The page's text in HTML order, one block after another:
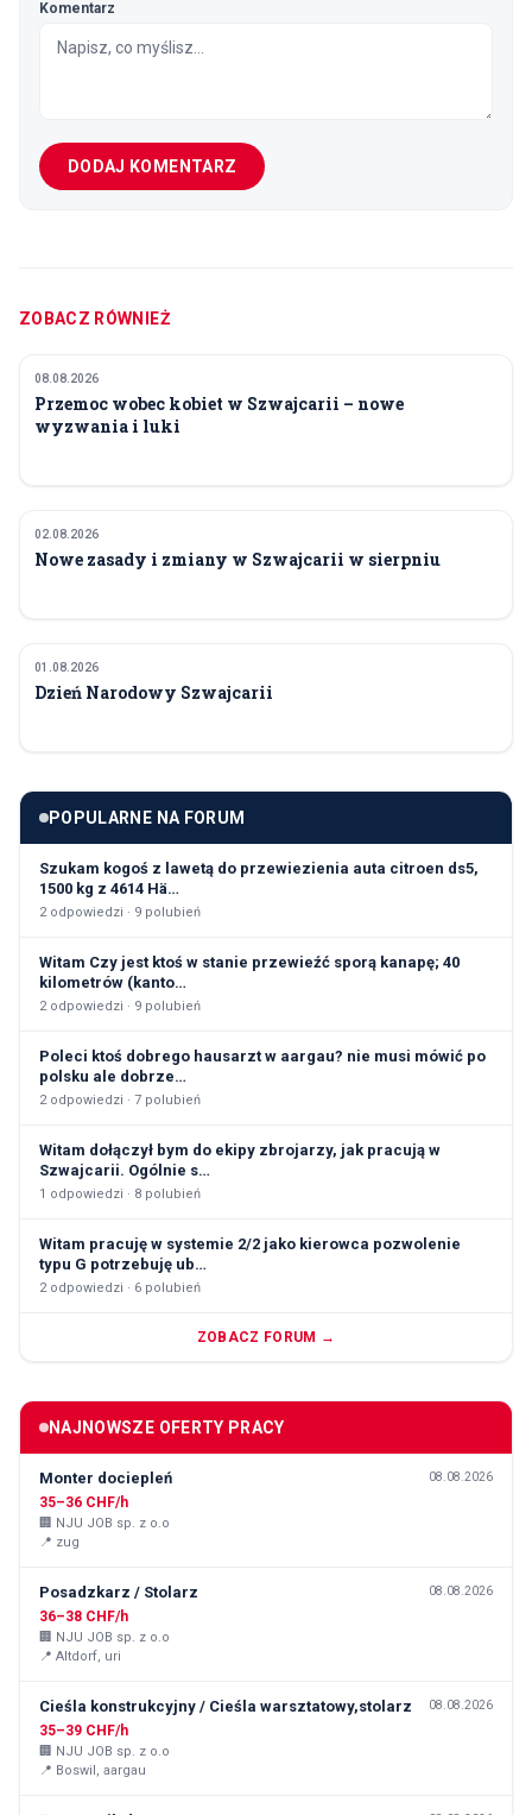
Komentarz
DODAJ KOMENTARZ
ZOBACZ RÓWNIEŻ
SPOŁECZEŃSTWO
08.08.2026
Przemoc wobec kobiet w Szwajcarii – nowe
wyzwania i luki
SPOŁECZEŃSTWO
02.08.2026
Nowe zasady i zmiany w Szwajcarii w sierpniu
SPOŁECZEŃSTWO
01.08.2026
Dzień Narodowy Szwajcarii
POPULARNE NA FORUM
Szukam kogoś z lawetą do przewiezienia auta citroen ds5,
1500 kg z 4614 Hä…
2odpowiedzi · 9 polubień
Witam Czy jest ktoś w stanie przewieźć sporą kanapę; 40
kilometrów (kanto…
2odpowiedzi · 9 polubień
Poleci ktoś dobrego hausarzt w aargau? nie musi mówić po
polsku ale dobrze…
2odpowiedzi · 7 polubień
Witam dołączył bym do ekipy zbrojarzy, jak pracują w
Szwajcarii. Ogólnie s…
1 odpowiedzi · 8 polubień
Witam pracuję w systemie 2/2 jako kierowca pozwolenie
typu G potrzebuję ub…
2odpowiedzi · 6 polubień
ZOBACZ FORUM →
NAJNOWSZE OFERTY PRACY
Monter dociepleń 08.08.2026
35–36 CHF/h
🏢 NJU JOB sp. z o.o
📍 zug
Posadzkarz / Stolarz 08.08.2026
36–38 CHF/h
🏢 NJU JOB sp. z o.o
📍 Altdorf, uri
Cieśla konstrukcyjny / Cieśla warsztatowy,stolarz 08.08.2026
35–39 CHF/h
🏢 NJU JOB sp. z o.o
📍 Boswil, aargau